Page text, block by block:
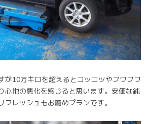
が10万キロを超えるとコツコツやフワフワ
心地の悪化を感じると思います。安価な純
フレッシュもお薦めプランです。